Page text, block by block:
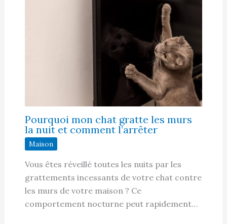
Pourquoi mon chat gratte les murs
la nuit et comment l’arrêter
Maison
Vous êtes réveillé toutes les nuits par les
grattements incessants de votre chat contre
les murs de votre maison ? Ce
comportement nocturne peut rapidement…